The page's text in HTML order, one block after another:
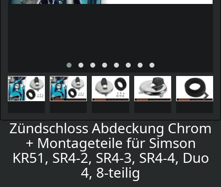
Zündschloss Abdeckung Chrom
+ Montageteile für Simson
KR51, SR4-2, SR4-3, SR4-4, Duo
4, 8-teilig